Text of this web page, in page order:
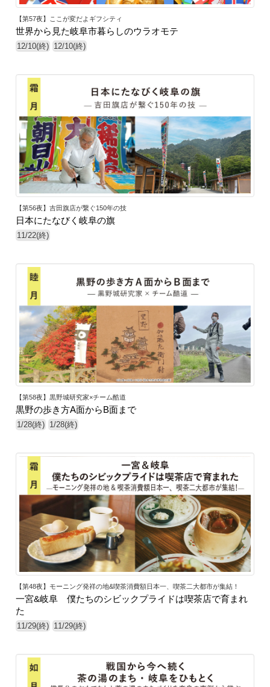
【第57夜】ここが変だよギフシティ
世界から見た岐阜市暮らしのウラオモテ
12/10(終) 12/10(終)
【第56夜】吉田旗店が繋ぐ150年の技
日本にたなびく岐阜の旗
11/22(終)
【第58夜】黒野城研究家×チーム酷道
黒野の歩き方A面からB面まで
1/28(終) 1/28(終)
1
【第48夜】モーニング発祥の地&喫茶消費額日本一、喫茶二大都市が集結！
一宮&岐阜 僕たちのシビックプライドは喫茶店で育まれ
た
11/29(終) 11/29(終)